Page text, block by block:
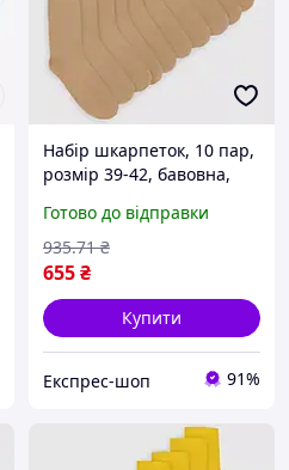
Набір шкарпеток, 10 пар,
розмір 39-42, бавовна,
бавовняні / Шкарпетки
класичні / Шкарпетки
демісезонні
Готово до відправки
655₴
935.71 ₴
Купити
Експрес-шоп 91%